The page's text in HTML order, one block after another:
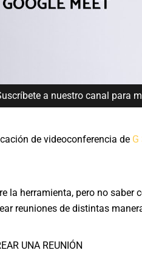
a nuestro canal para
de videoconferencia de G
la herramienta, pero no saber
reuniones de distintas
UNA REUNIÓN